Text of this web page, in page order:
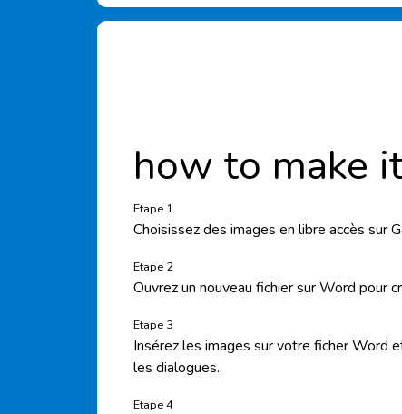
how to make
Etape 1
Choisissez des images en libre accès sur
Etape 2
Ouvrez un nouveau fichier sur Word pour
Etape 3
Insérez les images sur votre ficher Word
les dialogues.
Etape 4